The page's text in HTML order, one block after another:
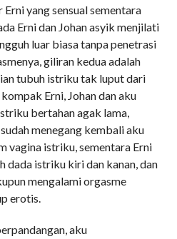
yang sensual sementara
Erni dan Johan asyik menjilati
luar biasa tanpa penetrasi
giliran kedua adalah
tubuh istriku tak luput dari
Erni, Johan dan aku
bertahan agak lama,
menegang kembali aku
vagina istriku, sementara Erni
dada istriku kiri dan kanan, dan
mengalami orgasme
erotis.
aku